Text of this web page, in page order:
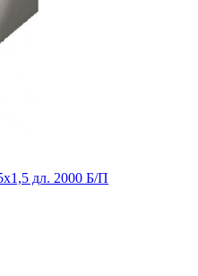
дл. 2000 Б/П